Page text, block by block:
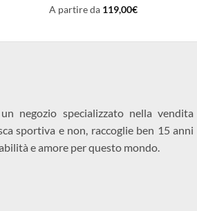
A partire da 119,00€
negozio specializzato nella vendita
sportiva e non, raccoglie ben 15 anni
e amore per questo mondo.